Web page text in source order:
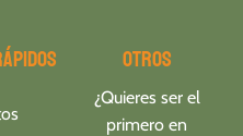
Otros
¿Quieres ser el
primero en